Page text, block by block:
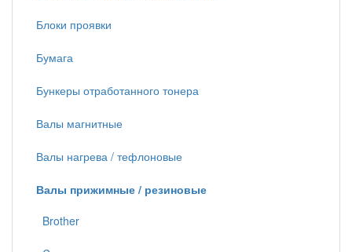
Блоки проявки
Бумага
Бункеры отработанного тонера
Валы магнитные
Валы нагрева / тефлоновые
Валы прижимные / резиновые
Brother